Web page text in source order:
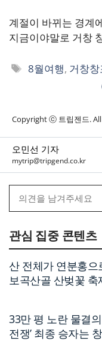
계절이 바뀌는 경계
지금이야말로 거창
태
8월여행, 거창창
Copyright ⓒ 트립젠드.
오민선 기자
mytrip@tripgend.co.kr
관심 집중 콘텐츠
산 전체가 연분홍으
보곡산골 산벚꽃 축
33만 평 노란 물결
전쟁’ 최종 승자는